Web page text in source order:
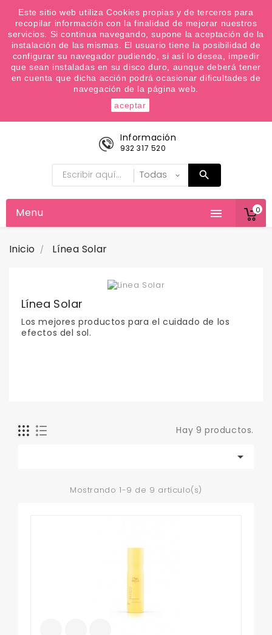
¿Quiere conocer las próximas ofertas del fin de
semana? Apúntate a nuestra Newsletter
Favoritos (0)

0
Información
932 317 520

Menu
Inicio Línea Solar
Línea Solar
Los mejores productos para el cuidado de los
efectos del sol.
Hay 9 productos.

Mostrando 1-9 de 9 artículo(s)
Este sitio web utiliza Cookies propias y de terceros para
recopilar información con la finalidad de mejorar nuestros
servicios. Si continua navegando, supone la aceptación de la
instalación de las mismas. El usuario tiene la posibilidad de
configurar su navegador pudiendo, si así lo desea, impedir
que sean instaladas en su disco duro, aunque deberá tener
en cuenta que dicha acción podrá ocasionar dificultades de
navegación de la página web.
aceptar